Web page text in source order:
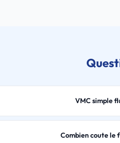
VMC simple
Combien coute le